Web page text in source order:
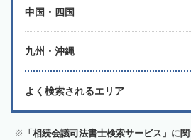
中国・四国
九州・沖縄
よく検索されるエリア
「相続会議司法書士検索サービス」に